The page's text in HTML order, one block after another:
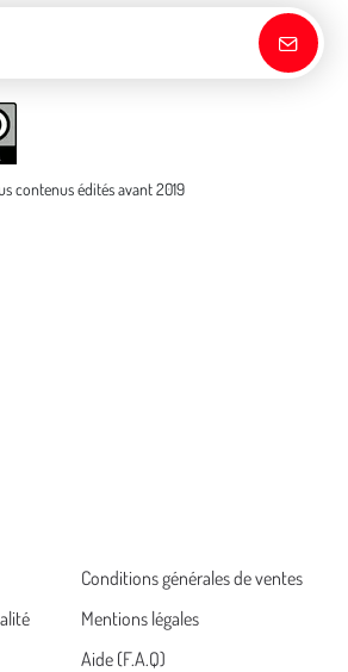
contenus édités avant 2019
Conditions générales de ventes
Mentions légales
Aide (F.A.Q)